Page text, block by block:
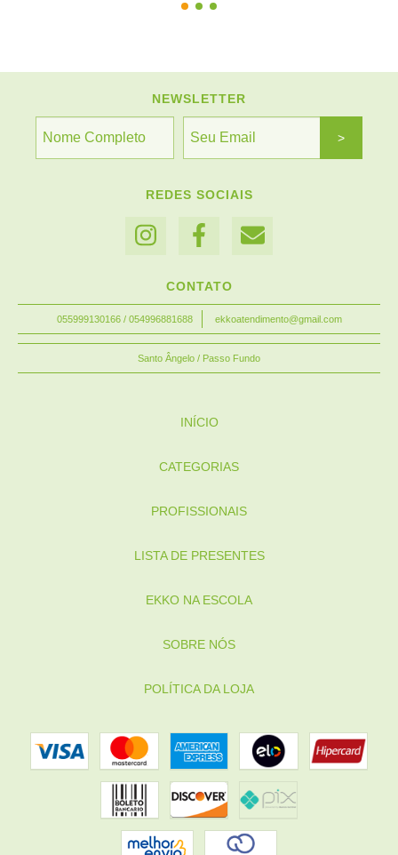
NEWSLETTER
REDES SOCIAIS
CONTATO
055999130166 / 054996881688 ekkoatendimento@gmail.com
Santo Ângelo / Passo Fundo
INÍCIO
CATEGORIAS
PROFISSIONAIS
LISTA DE PRESENTES
EKKO NA ESCOLA
SOBRE NÓS
POLÍTICA DA LOJA